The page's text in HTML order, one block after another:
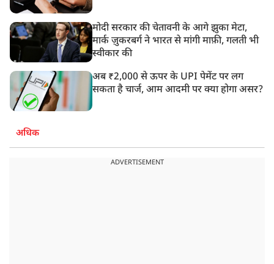
मोदी सरकार की चेतावनी के आगे झुका मेटा,
मार्क ज़ुकरबर्ग ने भारत से मांगी माफ़ी, गलती भी
स्वीकार की
अब ₹2,000 से ऊपर के UPI पेमेंट पर लग
सकता है चार्ज, आम आदमी पर क्या होगा असर?
अधिक
ADVERTISEMENT